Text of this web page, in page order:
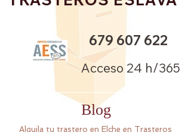
679 607 622
Acceso 24 h/365
Blog
Alquila tu trastero en Elche en Trasteros